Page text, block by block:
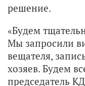
решение.
«Будем
Мы запросили
вещателя,
хозяев. Будем
председатель